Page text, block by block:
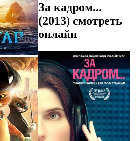
За кадром...
(2013) смотреть
онлайн